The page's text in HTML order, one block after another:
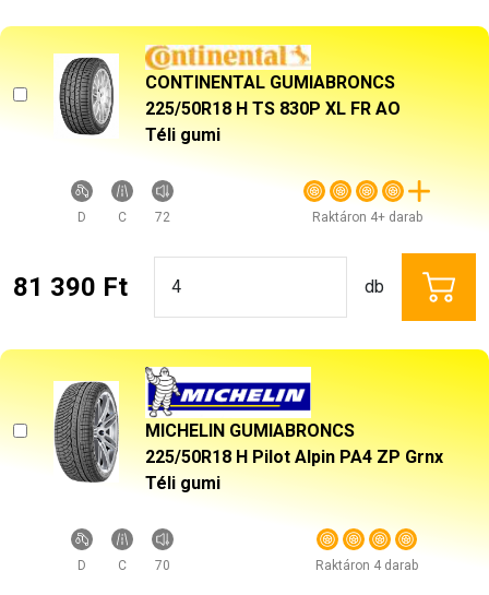
CONTINENTAL GUMIABRONCS
225/50R18 H TS 830P XL FR AO
Téli gumi
D C 72 Raktáron 4+ darab
81 390 Ft db
MICHELIN GUMIABRONCS
225/50R18 H Pilot Alpin PA4 ZP Grnx
Téli gumi
D C 70 Raktáron 4 darab